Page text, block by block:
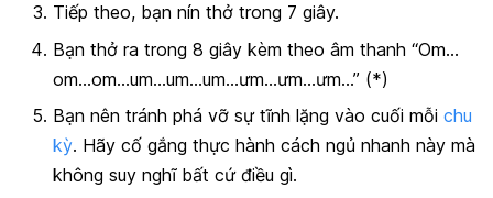
Tiếp theo, bạn nín thở trong 7 giây.
Bạn thở ra trong 8 giây kèm theo âm thanh “Om…
om…om…um…um…um…ưm…ưm…ưm…” (*)
Bạn nên tránh phá vỡ sự tĩnh lặng vào cuối mỗi chu
kỳ. Hãy cố gắng thực hành cách ngủ nhanh này mà
không suy nghĩ bất cứ điều gì.